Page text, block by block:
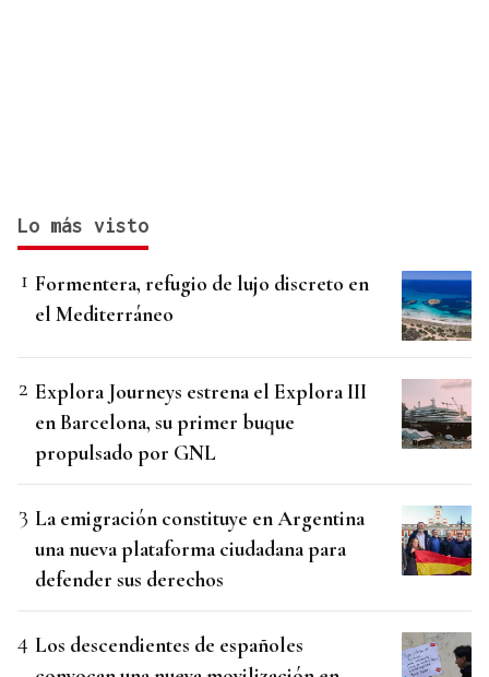
Lo más visto
Formentera, refugio de lujo discreto en
el Mediterráneo
Explora Journeys estrena el Explora III
en Barcelona, su primer buque
propulsado por GNL
La emigración constituye en Argentina
una nueva plataforma ciudadana para
defender sus derechos
Los descendientes de españoles